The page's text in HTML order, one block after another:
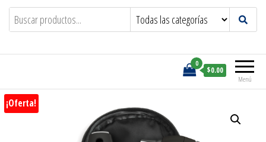
Welch Allyn Store Marca líder en equipo médico
Menú
0
$0.00
¡Oferta!